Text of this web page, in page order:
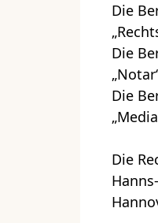
Die
Die
Die
Die